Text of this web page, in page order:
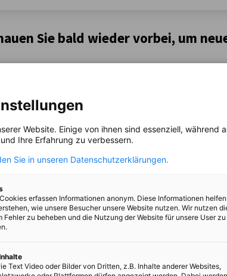
Sie bald wieder vorbei, um
Handelskammer
und Handelskammer
AHK.de
Germany Trade & Invest
Website. Einige von ihnen sind essenziell, während
Ihre Erfahrung zu verbessern.
Sie in unseren Datenschutzerklärungen.
erfassen Informationen anonym. Diese Informationen helfen
wie unsere Besucher unsere Website nutzen. Wir nutzen
Fehler zu beheben und die Nutzung der Website für unsere User zu
Text Video oder Bilder von Dritten, z.B. Inhalte anderer Websites,